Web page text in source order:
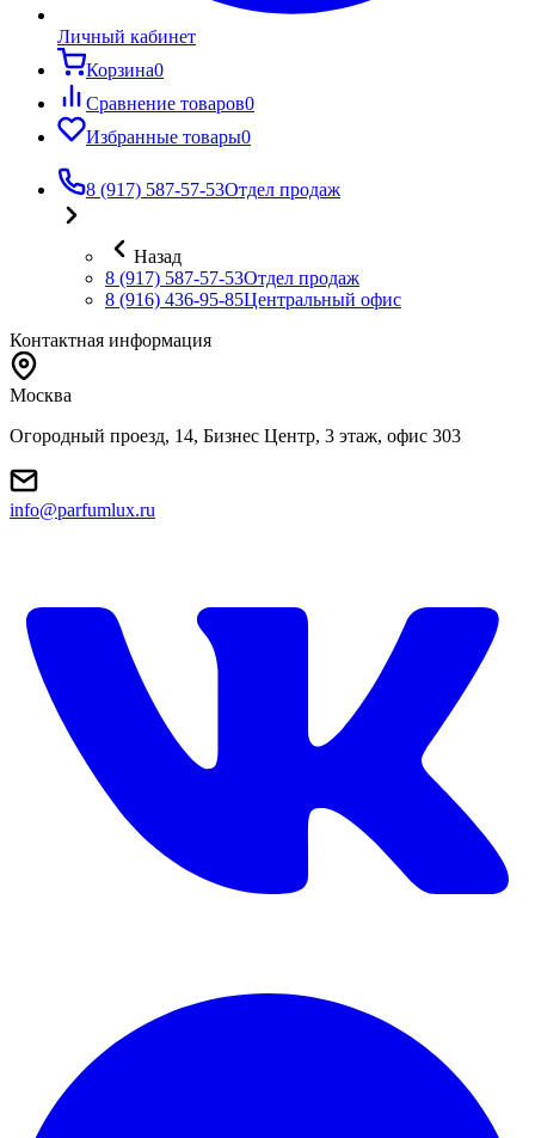
Личный кабинет
Корзина0
Сравнение товаров0
Избранные товары0
8 (917) 587-57-53Отдел продаж
Назад
8 (917) 587-57-53Отдел продаж
8 (916) 436-95-85Центральный офис
Контактная информация
Москва
Огородный проезд, 14, Бизнес Центр, 3 этаж, офис 303
info@parfumlux.ru